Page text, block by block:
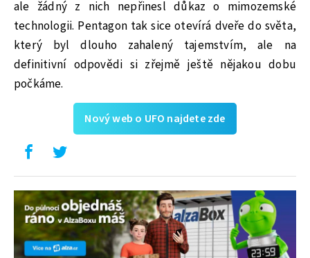
ale žádný z nich nepřinesl důkaz o mimozemské
technologii. Pentagon tak sice otevírá dveře do světa,
který byl dlouho zahalený tajemstvím, ale na
definitivní odpovědi si zřejmě ještě nějakou dobu
počkáme.
Nový web o UFO najdete zde